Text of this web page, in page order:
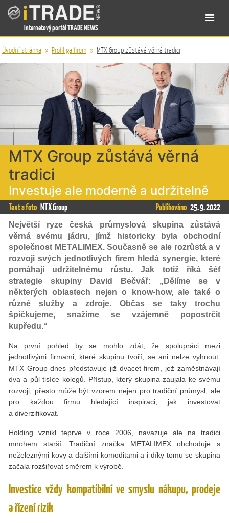
Internetový portál TRADE NEWS
Úvodní stránka » Profiliga firem » MTX Group zůstává věrná tradici
MTX Group zůstává věrná
tradici
Investuje ale moderně a udržitelně
Text a foto MTX Group Publikováno 25. 9. 2022
Největší ryze česká průmyslová skupina zůstává
věrná svému jádru, jímž historicky byla obchodní
společnost METALIMEX. Současně se ale rozrůstá a v
rozvoji svých jednotlivých firem hledá synergie, které
pomáhají udržitelnému růstu. Jak totiž říká šéf
strategie skupiny David Bečvář: „Dělíme se v
některých oblastech nejen o know-how, ale také o
různé služby a zdroje. Občas se taky trochu
špičkujeme, snažíme se vzájemně popostrčit
kupředu.“
Na první pohled by se mohlo zdát, že spolupráci mezi
jednotlivými firmami, které skupinu tvoří, se ani nelze vyhnout.
MTX Group dnes představuje již dvacet firem, jež zaměstnávají
dva a půl tisíce kolegů. Přístup, který skupina zaujala ke svému
rozvoji, přesto může být vzorem nejen pro tradiční průmysl, ale
pro každou firmu hledající inspiraci, jak investovat
a diverzifikovat.
Holding vznikl teprve v roce 2006, navazuje ale na tradici
mnohem starší. Tradiční značka METALIMEX obchoduje s
neželeznými kovy a dalšími komoditami a i díky tomu se skupina
začala rozšiřovat směrem k výrobě.
Investice vždy kompatibilní ve smyslu nákupu, prodeje
a řízení rizik